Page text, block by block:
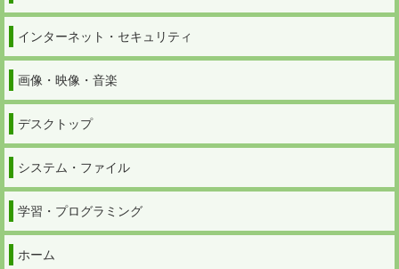
インターネット・セキュリティ
画像・映像・音楽
デスクトップ
システム・ファイル
学習・プログラミング
ホーム